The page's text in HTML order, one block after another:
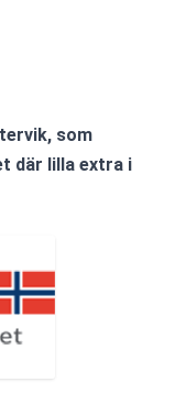
som
där lilla extra i